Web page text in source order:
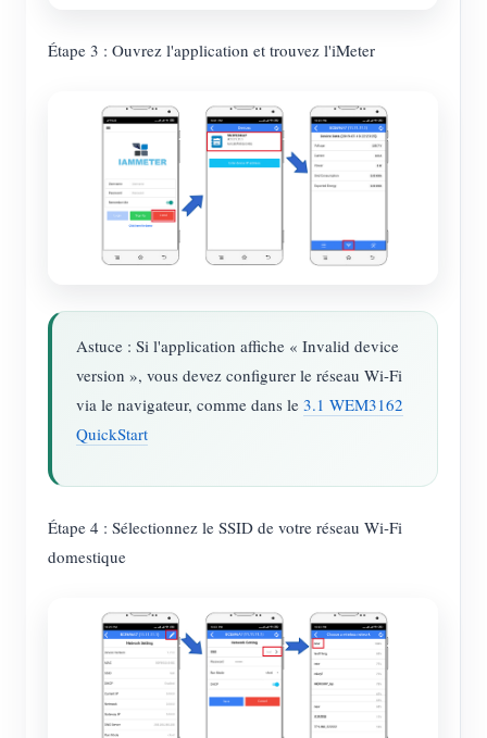
Étape 3 : Ouvrez l'application et trouvez l'iMeter
Astuce : Si l'application affiche « Invalid device
version », vous devez configurer le réseau Wi-Fi
via le navigateur, comme dans le 3.1 WEM3162
QuickStart
Étape 4 : Sélectionnez le SSID de votre réseau Wi-Fi
domestique